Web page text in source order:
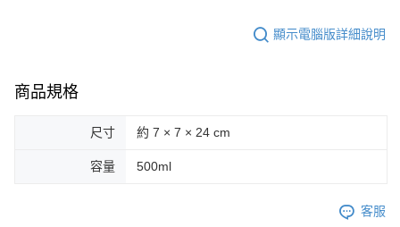
顯示電腦版詳細說明
商品規格
尺寸 約 7 × 7 × 24 cm
容量 500ml
客服